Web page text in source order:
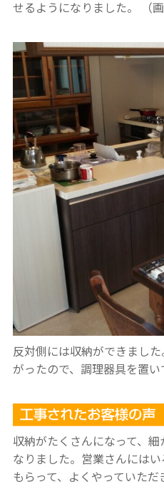
せるようになりました。
（
反対側には収納ができました
がったので、調理器具を置い
収納がたくさんになって、
なりました。営業さんには
もらって、よくやっていただ